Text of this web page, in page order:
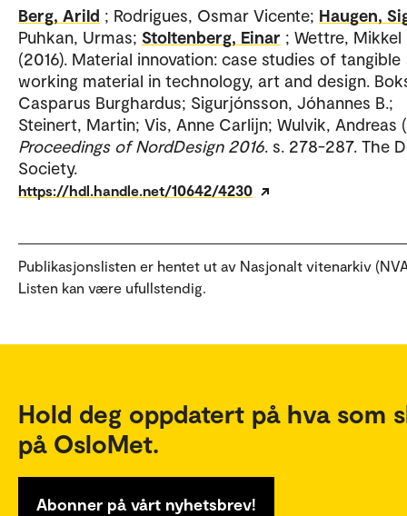
Berg, Arild ; Rodrigues, Osmar Vicente; Haugen,
Puhkan, Urmas; Stoltenberg, Einar ; Wettre, Mikkel
(2016). Material innovation: case studies of tangible
working material in technology, art and design.
Casparus Burghardus; Sigurjónsson, Jóhannes B.;
Steinert, Martin; Vis, Anne Carlijn; Wulvik, Andreas
Proceedings of NordDesign 2016. s. 278-287. The
Society.
https://hdl.handle.net/10642/4230
Publikasjonslisten er hentet ut av Nasjonalt vitenarkiv
Listen kan være ufullstendig.
Hold deg oppdatert på hva som
på OsloMet.
Abonner på vårt nyhetsbrev!